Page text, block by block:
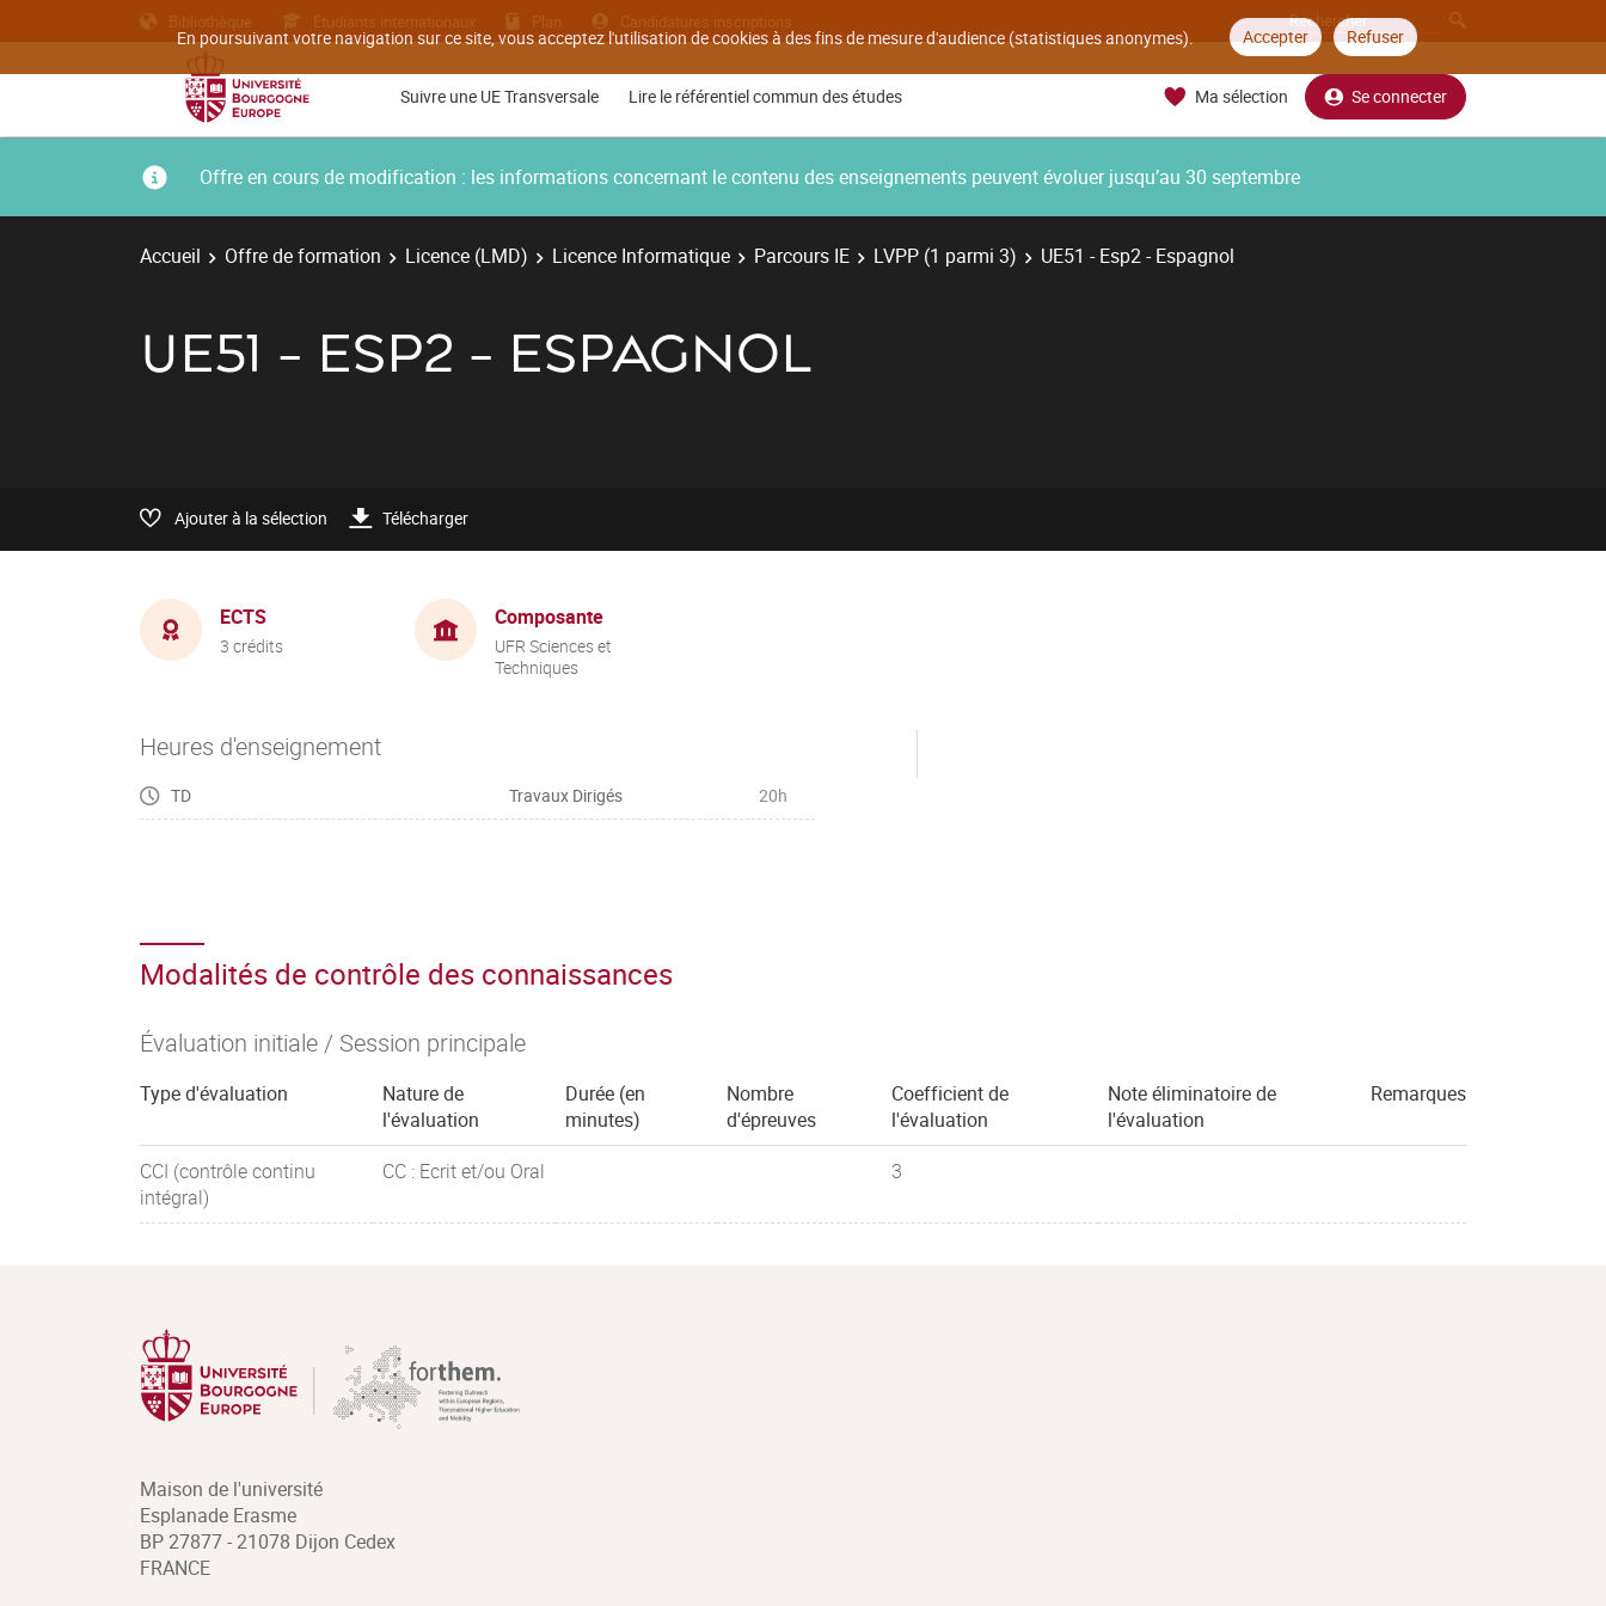
En poursuivant votre navigation sur ce site, vous acceptez l'utilisation de cookies à des fins de mesure d'audience (statistiques anonymes). Accepter Refuser
Bibliothèque Etudiants internationaux Plan Candidatures inscriptions
Suivre une UE Transversale Lire le référentiel commun des études Ma sélection Se connecter
Offre en cours de modification : les informations concernant le contenu des enseignements peuvent évoluer jusqu’au 30 septembre
Accueil Offre de formation Licence (LMD) Licence Informatique Parcours IE LVPP (1 parmi 3) UE51 - Esp2 - Espagnol
UE51 - ESP2 - ESPAGNOL
Ajouter à la sélection Télécharger
ECTS
3 crédits
Composante
UFR Sciences et
Techniques
Heures d'enseignement
TD Travaux Dirigés 20h
Modalités de contrôle des connaissances
Évaluation initiale / Session principale
Type d'évaluation
Nature de
l'évaluation
Durée (en
minutes)
Nombre
d'épreuves
Coefficient de
l'évaluation
Note éliminatoire de
l'évaluation
Remarques
CCI (contrôle continu
intégral)
CC : Ecrit et/ou Oral 3
Maison de l'université
Esplanade Erasme
BP 27877 - 21078 Dijon Cedex
FRANCE